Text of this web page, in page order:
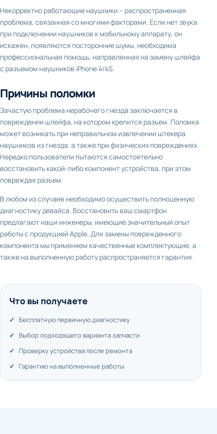
Некорректно работающие наушники – распространенная
проблема, связанная со многими факторами. Если нет звука
при подключении наушников к мобильному аппарату, он
искажен, появляются посторонние шумы, необходима
профессиональная помощь, направленная на замену шлейфа
с разъемом наушников iPhone 4/4S.
Причины поломки
Зачастую проблема нерабочего гнезда заключается в
повреждении шлейфа, на котором крепится разъем. Поломка
может возникать при неправильном извлечении штекера
наушников из гнезда, а также при физических повреждениях.
Нередко пользователи пытаются самостоятельно
восстановить какой-либо компонент устройства, при этом
повреждая разъем.
В любом из случаев необходимо осуществить полноценную
диагностику девайса. Восстановить ваш смартфон
предлагают наши инженеры, имеющие значительный опыт
работы с продукцией Apple. Для замены поврежденного
компонента мы применяем качественные комплектующие, а
также на выполненную работу распространяется гарантия.
Что вы получаете
Бесплатную первичную диагностику
Выбор подходящего варианта запчасти
Проверку устройства после ремонта
Гарантию на выполненные работы